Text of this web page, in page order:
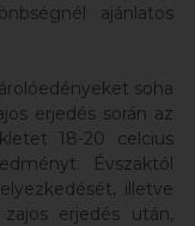
ajánlatos
soha
erjedés során az
18-20 celcius
Évszaktól
illetve
erjedés után,